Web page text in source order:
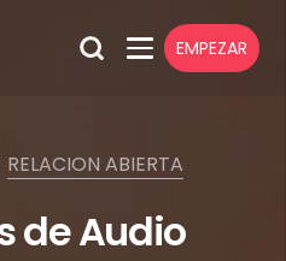
EMPEZAR
RELACION ABIERTA
de Audio